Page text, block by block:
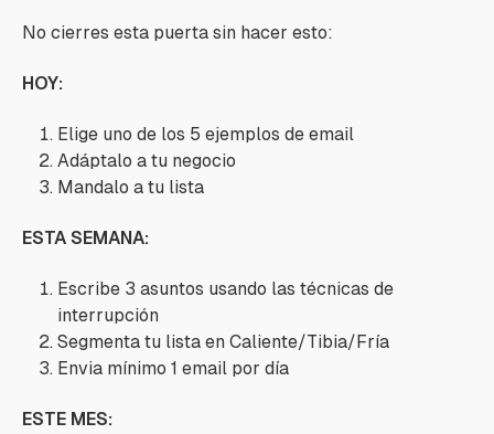
No cierres esta puerta sin hacer esto:
HOY:
Elige uno de los 5 ejemplos de email
Adáptalo a tu negocio
Mandalo a tu lista
ESTA SEMANA:
Escribe 3 asuntos usando las técnicas de
interrupción
Segmenta tu lista en Caliente/Tibia/Fría
Envia mínimo 1 email por día
ESTE MES: